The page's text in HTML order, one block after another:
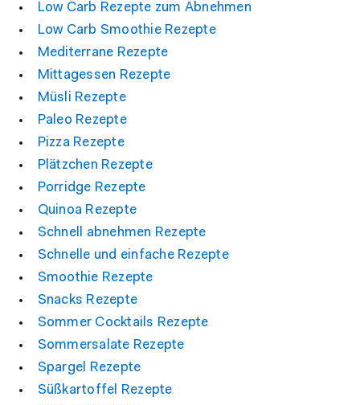
Low Carb Rezepte zum Abnehmen
Low Carb Smoothie Rezepte
Mediterrane Rezepte
Mittagessen Rezepte
Müsli Rezepte
Paleo Rezepte
Pizza Rezepte
Plätzchen Rezepte
Porridge Rezepte
Quinoa Rezepte
Schnell abnehmen Rezepte
Schnelle und einfache Rezepte
Smoothie Rezepte
Snacks Rezepte
Sommer Cocktails Rezepte
Sommersalate Rezepte
Spargel Rezepte
Süßkartoffel Rezepte